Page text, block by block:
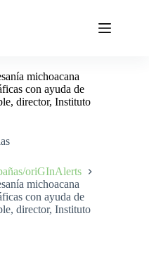
michoacana
con ayuda de
director, Instituto
oriGInAlerts
michoacana
con ayuda de
director, Instituto